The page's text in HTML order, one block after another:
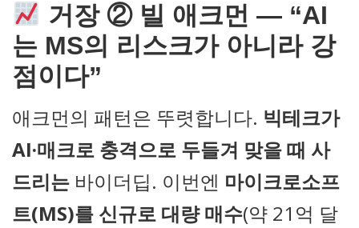
거장 ② 빌 애크먼 — “AI
는 MS의 리스크가 아니라 강
점이다”
애크먼의 패턴은 뚜렷합니다. 빅테크가
AI·매크로 충격으로 두들겨 맞을 때 사
드리는 바이더딥. 이번엔 마이크로소프
트(MS)를 신규로 대량 매수(약 21억 달